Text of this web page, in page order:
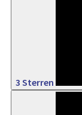
3 Sterren